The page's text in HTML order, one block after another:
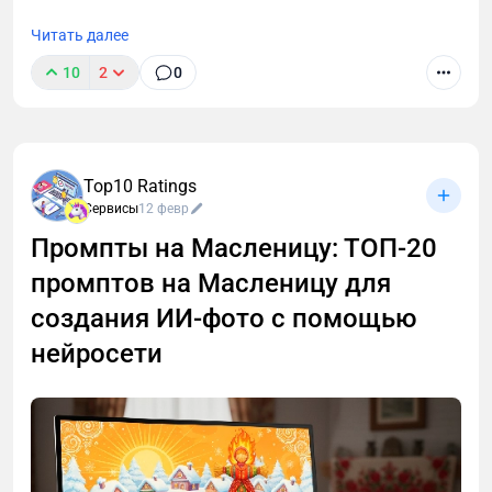
Читать далее
10 2 0
Top10 Ratings
Сервисы12 февр
Промпты на Масленицу: ТОП-20
промптов на Масленицу для
создания ИИ-фото с помощью
нейросети